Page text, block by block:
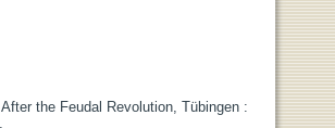
the Feudal Revolution, Tübingen :